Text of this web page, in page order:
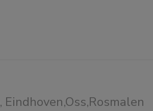
, Eindhoven,Oss,Rosmalen